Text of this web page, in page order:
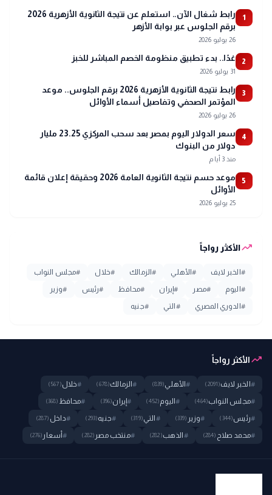
1
رابط شغال الآن.. استعلم عن نتيجة الثانوية الأزهرية 2026
برقم الجلوس عبر بوابة الأزهر
26 يوليو 2026
2 غدًا.. بدء تطبيق منظومة الخصم المباشر للخبز
31 يوليو 2026
3
رابط نتيجة الثانوية الأزهرية 2026 برقم الجلوس.. موعد
المؤتمر الصحفي وتفاصيل أسماء الأوائل
26 يوليو 2026
4
سعر الدولار اليوم بمصر بعد سحب المركزي 23.25 مليار
دولار من البنوك
منذ 3 أيام
5
موعد حسم نتيجة الثانوية العامة 2026 وحقيقة إعلان قائمة
الأوائل
25 يوليو 2026
trending_upالأكثر رواجاً
# الخبر لايف #الأهلي #الزمالك #خلال #مجلس النواب
# اليوم #مصر #إيران #محافظ #رئيس #وزير
# الدوري المصري # التي #جنيه
trending_upالأكثر رواجاً
# الخبر لايف(2091)
#الأهلي(839)
#الزمالك(678)
#خلال(567)
#مجلس النواب(464)
#اليوم(452)
#إيران(396)
#محافظ (368)
#رئيس(344)
#وزير (339)
# التي(319)
#جنيه(293)
#داخل (287)
#محمد صلاح (284)
# الذهب(282)
#منتخب مصر (282)
#أسعار (276)